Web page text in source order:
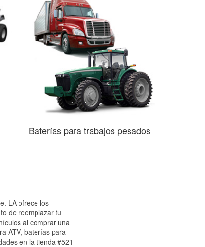
Baterías para trabajos pesados
LA ofrece los
de reemplazar tu
al comprar una
ATV, baterías para
en la tienda #521